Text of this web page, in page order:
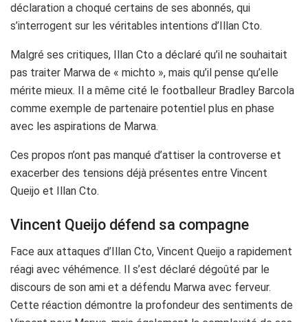
déclaration a choqué certains de ses abonnés, qui
s’interrogent sur les véritables intentions d’Illan Cto.
Malgré ses critiques, Illan Cto a déclaré qu’il ne souhaitait
pas traiter Marwa de « michto », mais qu’il pense qu’elle
mérite mieux. Il a même cité le footballeur Bradley Barcola
comme exemple de partenaire potentiel plus en phase
avec les aspirations de Marwa.
Ces propos n’ont pas manqué d’attiser la controverse et
exacerber des tensions déjà présentes entre Vincent
Queijo et Illan Cto.
Vincent Queijo défend sa compagne
Face aux attaques d’Illan Cto, Vincent Queijo a rapidement
réagi avec véhémence. Il s’est déclaré dégoûté par le
discours de son ami et a défendu Marwa avec ferveur.
Cette réaction démontre la profondeur des sentiments de